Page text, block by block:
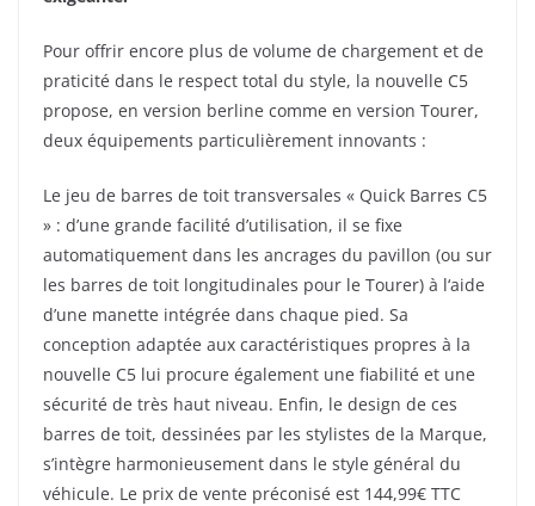
Pour offrir encore plus de volume de chargement et de
praticité dans le respect total du style, la nouvelle C5
propose, en version berline comme en version Tourer,
deux équipements particulièrement innovants :
Le jeu de barres de toit transversales « Quick Barres C5
» : d’une grande facilité d’utilisation, il se fixe
automatiquement dans les ancrages du pavillon (ou sur
les barres de toit longitudinales pour le Tourer) à l‘aide
d’une manette intégrée dans chaque pied. Sa
conception adaptée aux caractéristiques propres à la
nouvelle C5 lui procure également une fiabilité et une
sécurité de très haut niveau. Enfin, le design de ces
barres de toit, dessinées par les stylistes de la Marque,
s’intègre harmonieusement dans le style général du
véhicule. Le prix de vente préconisé est 144,99€ TTC